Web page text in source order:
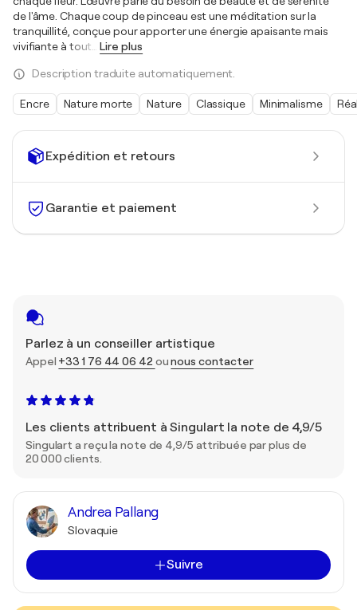
Expédition et retours
Garantie et paiement
Parlez à un conseiller artistique
Appel +33 1 76 44 06 42ounous contacter
Les clients attribuent à Singulart la note de 4,9/5
Singulart a reçu la note de 4,9/5 attribuée par plus de
20 000 clients.
Andrea Pallang
Slovaquie
Suivre
de l'âme. Chaque coup de pinceau est une méditation sur la
tranquillité, conçue pour apporter une énergie apaisante mais
vivifiante à tout… Lire plus
Description traduite automatiquement.
Encre Nature morte Nature Classique Minimalisme